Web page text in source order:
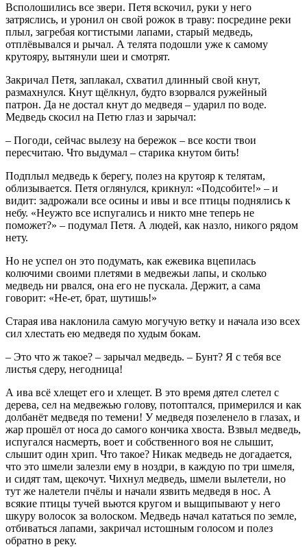
Всполошились все звери. Петя вскочил, руки у него
затряслись, и уронил он свой рожок в траву: посредине реки
плыл, загребая когтистыми лапами, старый медведь,
отплёвывался и рычал. А телята подошли уже к самому
крутояру, вытянули шеи и смотрят.
Закричал Петя, заплакал, схватил длинный свой кнут,
размахнулся. Кнут щёлкнул, будто взорвался ружейный
патрон. Да не достал кнут до медведя – ударил по воде.
Медведь скосил на Петю глаз и зарычал:
– Погоди, сейчас вылезу на бережок – все кости твои
пересчитаю. Что выдумал – старика кнутом бить!
Подплыл медведь к берегу, полез на крутояр к телятам,
облизывается. Петя оглянулся, крикнул: «Подсобите!» – и
видит: задрожали все осины и ивы и все птицы поднялись к
небу. «Неужто все испугались и никто мне теперь не
поможет?» – подумал Петя. А людей, как назло, никого рядом
нету.
Но не успел он это подумать, как ежевика вцепилась
колючими своими плетями в медвежьи лапы, и сколько
медведь ни рвался, она его не пускала. Держит, а сама
говорит: «Не-ет, брат, шутишь!»
Старая ива наклонила самую могучую ветку и начала изо всех
сил хлестать ею медведя по худым бокам.
– Это что ж такое? – зарычал медведь. – Бунт? Я с тебя все
листья сдеру, негодница!
А ива всё хлещет его и хлещет. В это время дятел слетел с
дерева, сел на медвежью голову, потоптался, примерился и как
долбанёт медведя по темени! У медведя позеленело в глазах, и
жар прошёл от носа до самого кончика хвоста. Взвыл медведь,
испугался насмерть, воет и собственного воя не слышит,
слышит один хрип. Что такое? Никак медведь не догадается,
что это шмели залезли ему в ноздри, в каждую по три шмеля,
и сидят там, щекочут. Чихнул медведь, шмели вылетели, но
тут же налетели пчёлы и начали язвить медведя в нос. А
всякие птицы тучей вьются кругом и выщипывают у него
шкуру волосок за волоском. Медведь начал кататься по земле,
отбиваться лапами, закричал истошным голосом и полез
обратно в реку.